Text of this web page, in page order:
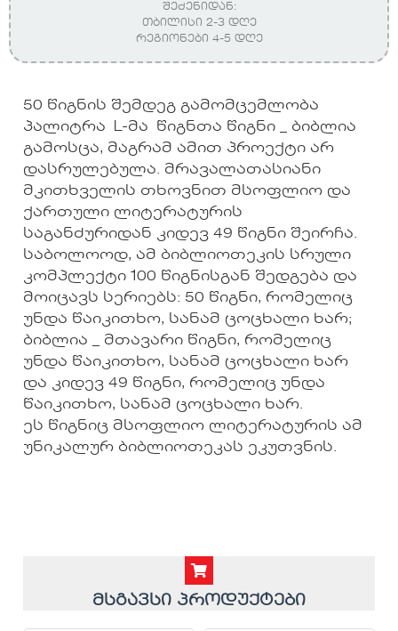
შეძენიდან:
თბილისი 2-3 დღე
რეგიონები 4-5 დღე
50 წიგნის შემდეგ გამომცემლობა
პალიტრა L-მა წიგნთა წიგნი _ ბიბლია
გამოსცა, მაგრამ ამით პროექტი არ
დასრულებულა. მრავალათასიანი
მკითხველის თხოვნით მსოფლიო და
ქართული ლიტერატურის
საგანძურიდან კიდევ 49 წიგნი შეირჩა.
საბოლოოდ, ამ ბიბლიოთეკის სრული
კომპლექტი 100 წიგნისგან შედგება და
მოიცავს სერიებს: 50 წიგნი, რომელიც
უნდა წაიკითხო, სანამ ცოცხალი ხარ;
ბიბლია _ მთავარი წიგნი, რომელიც
უნდა წაიკითხო, სანამ ცოცხალი ხარ
და კიდევ 49 წიგნი, რომელიც უნდა
წაიკითხო, სანამ ცოცხალი ხარ.
ეს წიგნიც მსოფლიო ლიტერატურის ამ
უნიკალურ ბიბლიოთეკას ეკუთვნის.
მსგავსი პროდუქტები